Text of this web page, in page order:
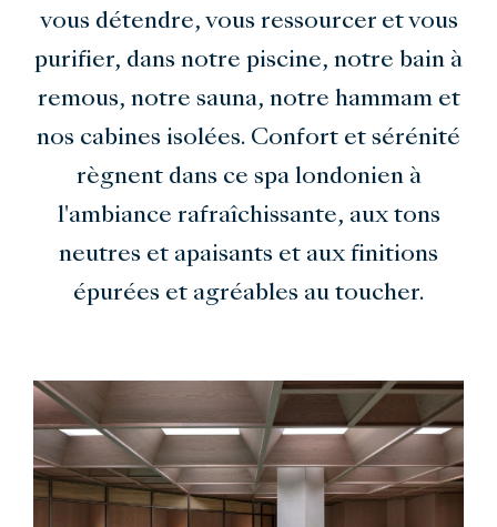
vous détendre, vous ressourcer et vous
purifier, dans notre piscine, notre bain à
remous, notre sauna, notre hammam et
nos cabines isolées. Confort et sérénité
règnent dans ce spa londonien à
l'ambiance rafraîchissante, aux tons
neutres et apaisants et aux finitions
épurées et agréables au toucher.